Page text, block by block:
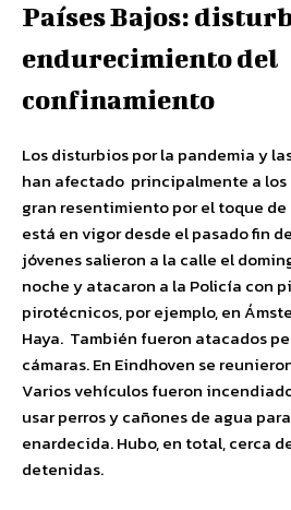
Países Bajos:
endurecimiento del
confinamiento
Los disturbios por la pandemia y
han afectado principalmente a los
gran resentimiento por el toque
está en vigor desde el pasado fin
jóvenes salieron a la calle el
noche y atacaron a la Policía con
pirotécnicos, por ejemplo, en
Haya. También fueron atacados
cámaras. En Eindhoven se
Varios vehículos fueron
usar perros y cañones de agua
enardecida. Hubo, en total, cerca
detenidas.